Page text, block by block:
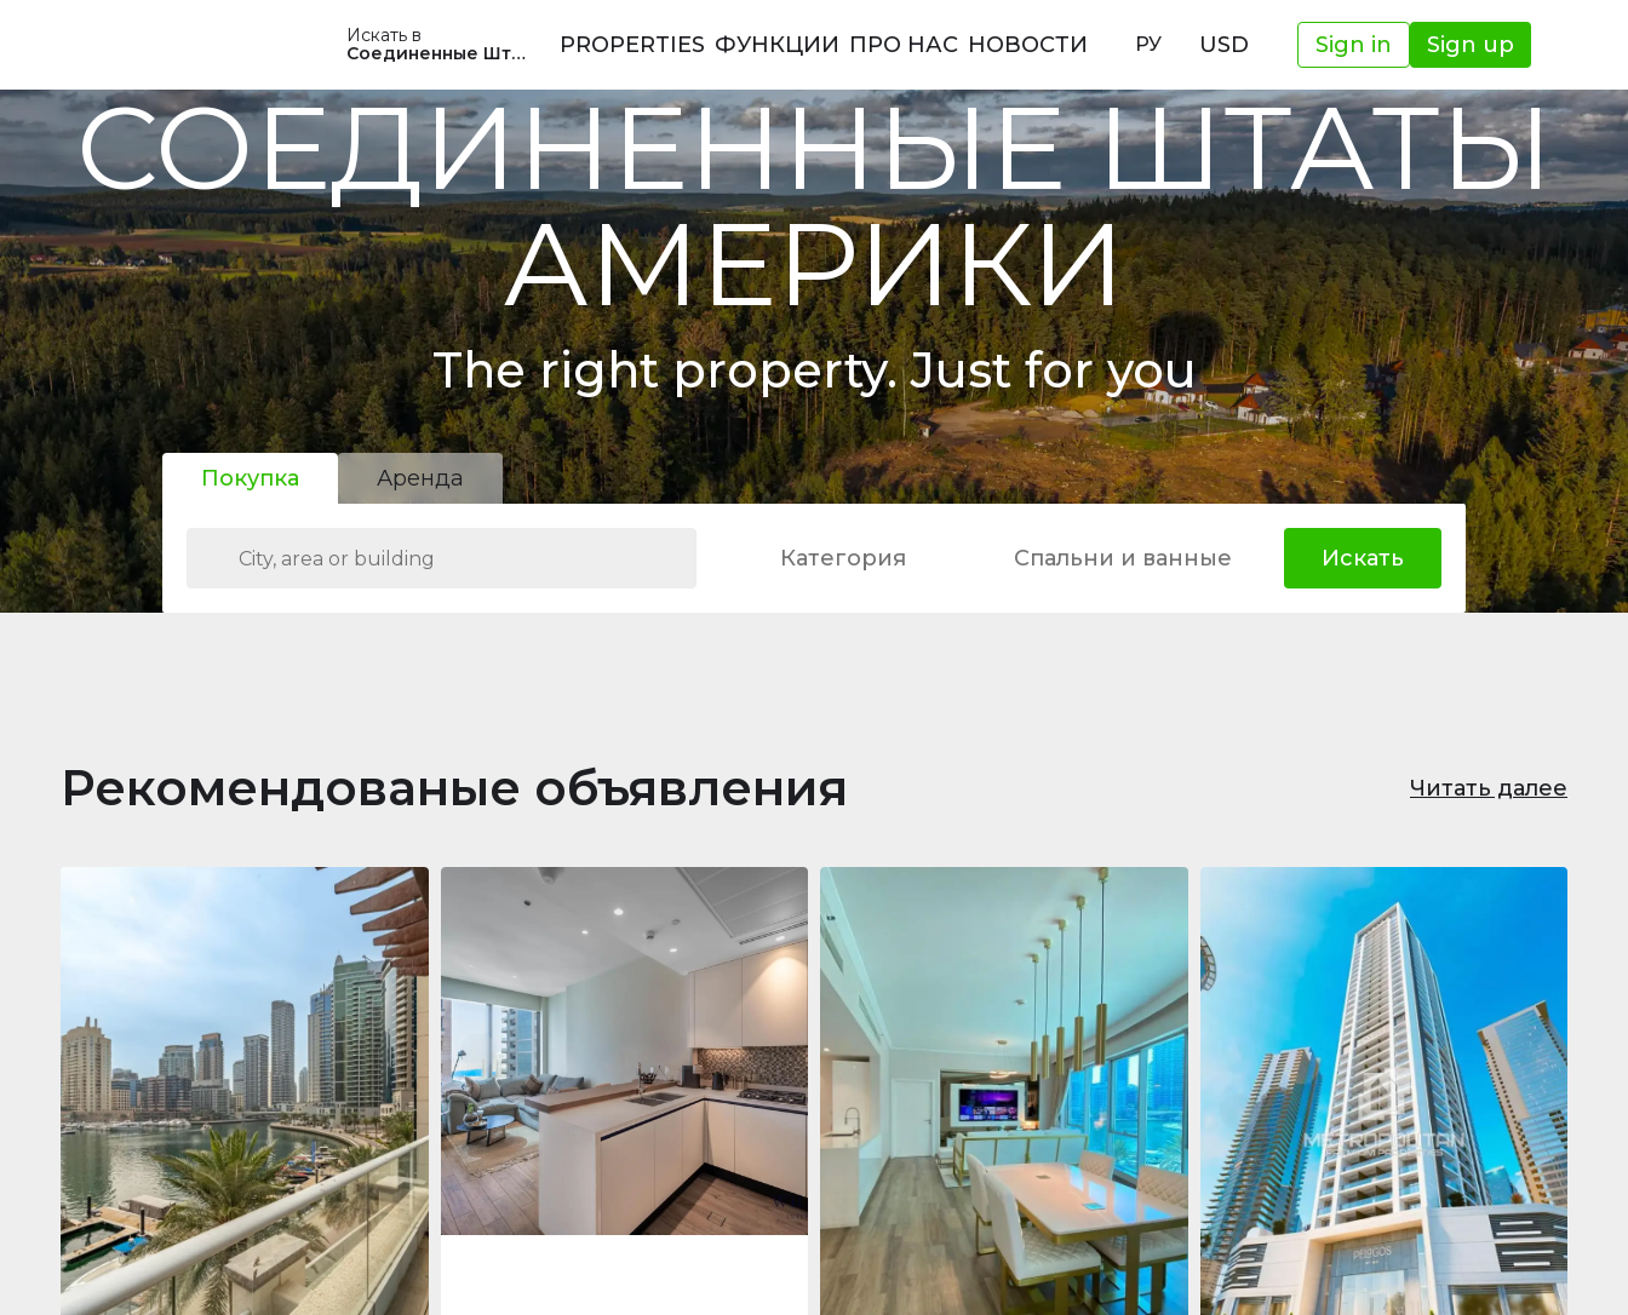
Искать в
Соединенные Штаты Америки
PROPERTIES ФУНКЦИИ ПРО НАС НОВОСТИ РУ USD Sign in Sign up
СОЕДИНЕННЫЕ ШТАТЫ
АМЕРИКИ
The right property. Just for you
Покупка Аренда
Категория Спальни и ванные Искать
Рекомендованые объявления Читать далее
Квартира2 861 035 $
Beauport Tower
Beauport Tower, Marina Promenade,
Dubai Marina, Dubai
Квартира688 011 $
Jumeirah Living Marina Gate
Jumeirah Living Marina Gate, Marina
Gate, Dubai Marina, Dubai
12 73 m² Квартира 708 447 $
Beauport Tower
Beauport Tower, Marina Promenade,
Dubai Marina, Dubai
Квартира681 199 $
Pelagos by IGO
Pelagos by IGO, Dubai Marina, Dubai